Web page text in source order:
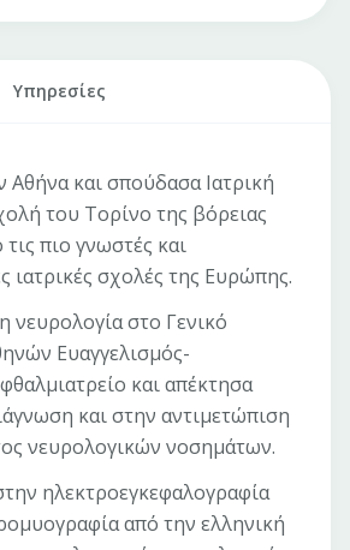
Υπηρεσίες
Αθήνα και σπούδασα Ιατρική
του Τορίνο της βόρειας
τις πιο γνωστές και
ιατρικές σχολές της Ευρώπης.
νευρολογία στο Γενικό
Ευαγγελισμός-
και απέκτησα
και στην αντιμετώπιση
νευρολογικών νοσημάτων.
ηλεκτροεγκεφαλογραφία
από την ελληνική